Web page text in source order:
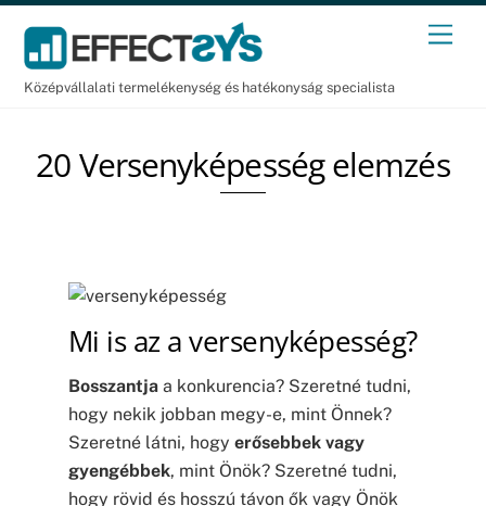
Skip
content
Középvállalati termelékenység és hatékonyság specialista
20 Versenyképesség elemzés
Mi is az a versenyképesség?
Bosszantjaa konkurencia? Szeretné tudni,
hogy nekik jobban megy-e, mint Önnek?
Szeretné látni, hogy erősebbek vagy
gyengébbek, mint Önök? Szeretné tudni,
hogy rövid és hosszú távon ők vagy Önök